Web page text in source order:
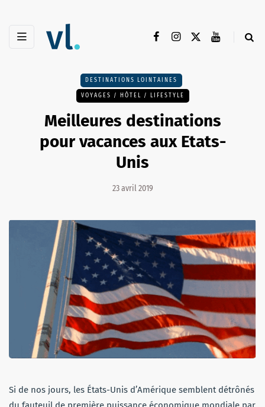
DESTINATIONS LOINTAINES
VOYAGES / HÔTEL / LIFESTYLE
Meilleures destinations
pour vacances aux Etats-
Unis
23 avril 2019
Si de nos jours, les États-Unis d’Amérique semblent détrônés